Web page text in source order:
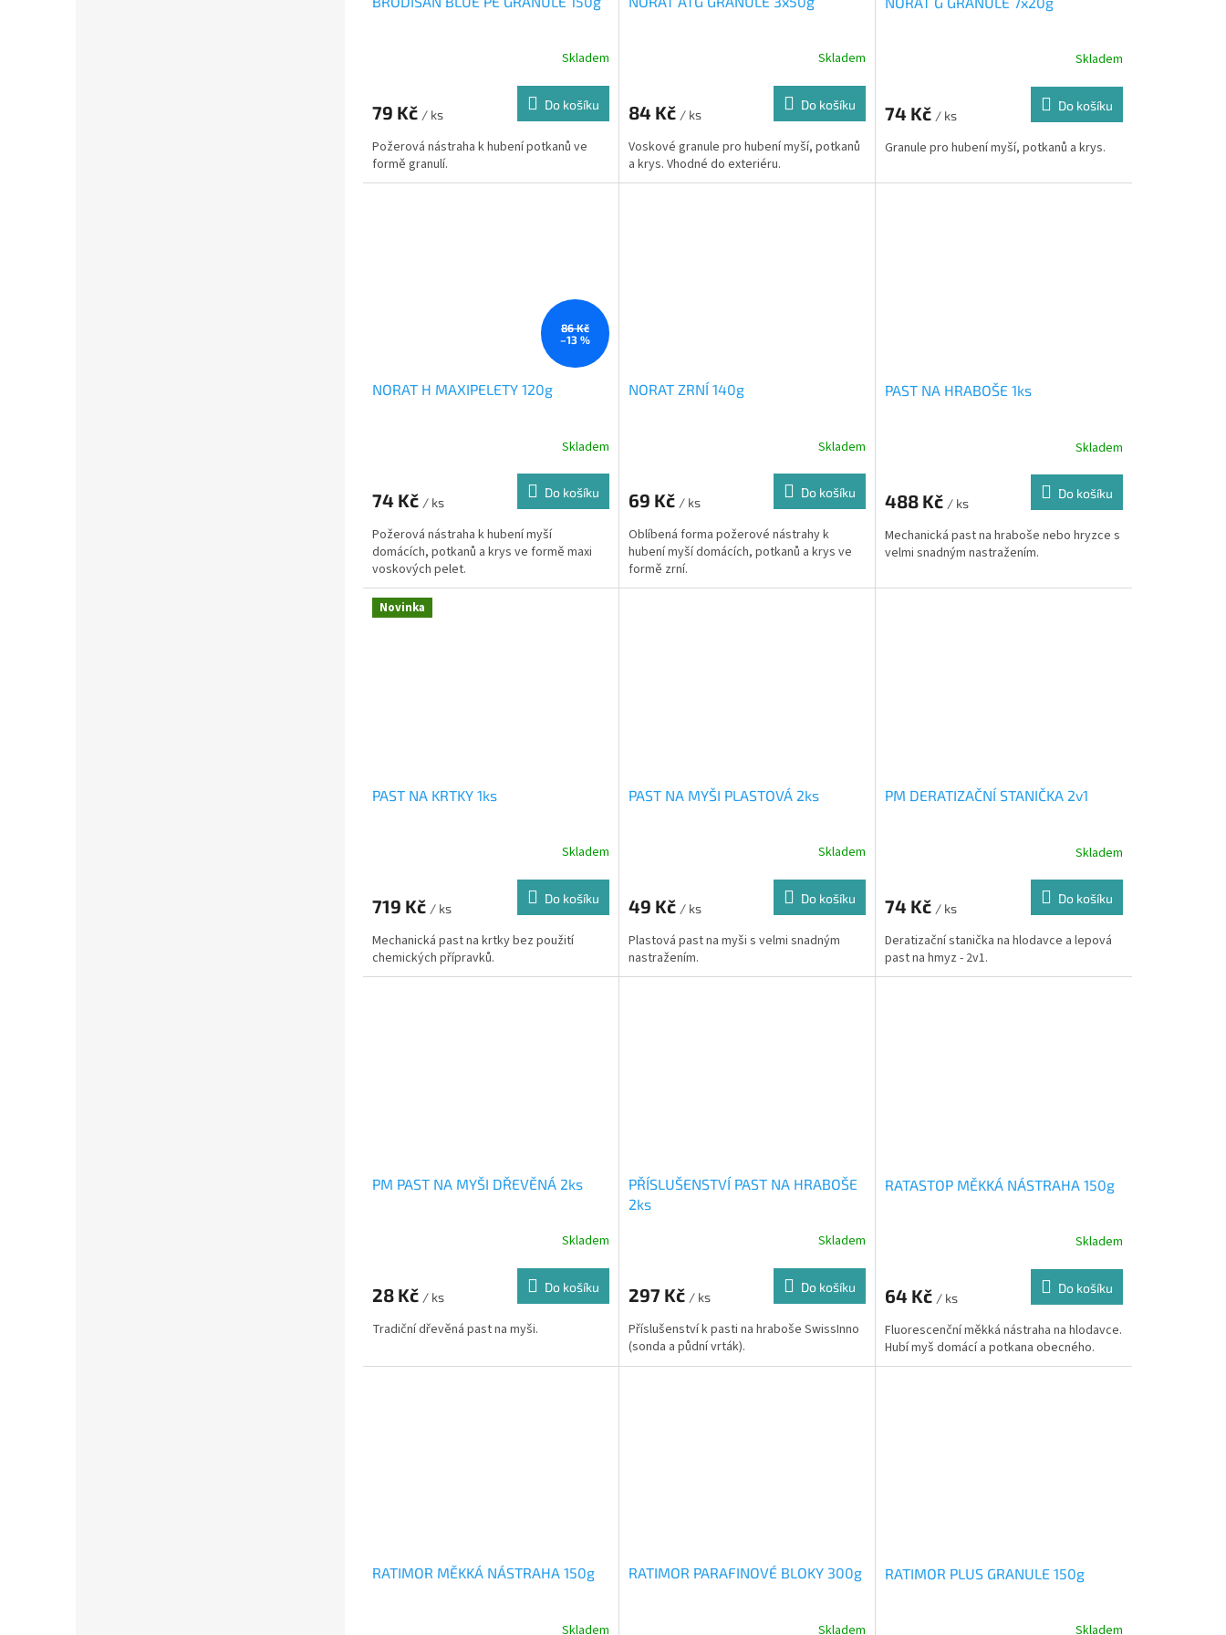
Skladem
79 Kč / ks
Do košíku
Požerová nástraha k hubení potkanů ve
formě granulí.
Skladem
84 Kč / ks
Do košíku
Voskové granule pro hubení myší, potkanů
a krys. Vhodné do exteriéru.
Skladem
74 Kč / ks
Do košíku
Granule pro hubení myší, potkanů a krys.
86 Kč
–13 %
NORAT H MAXIPELETY 120g
Skladem
74 Kč / ks
Do košíku
Požerová nástraha k hubení myší
domácích, potkanů a krys ve formě maxi
voskových pelet.
NORAT ZRNÍ 140g
Skladem
69 Kč / ks
Do košíku
Oblíbená forma požerové nástrahy k
hubení myší domácích, potkanů a krys ve
formě zrní.
PAST NA HRABOŠE 1ks
Skladem
488 Kč / ks
Do košíku
Mechanická past na hraboše nebo hryzce s
velmi snadným nastražením.
Novinka
PAST NA KRTKY 1ks
Skladem
719 Kč / ks
Do košíku
Mechanická past na krtky bez použití
chemických přípravků.
PAST NA MYŠI PLASTOVÁ 2ks
Skladem
49 Kč / ks
Do košíku
Plastová past na myši s velmi snadným
nastražením.
PM DERATIZAČNÍ STANIČKA 2v1
Skladem
74 Kč / ks
Do košíku
Deratizační stanička na hlodavce a lepová
past na hmyz - 2v1.
PM PAST NA MYŠI DŘEVĚNÁ 2ks
Skladem
28 Kč / ks
Do košíku
Tradiční dřevěná past na myši.
PŘÍSLUŠENSTVÍ PAST NA HRABOŠE
2ks
Skladem
297 Kč / ks
Do košíku
Příslušenství k pasti na hraboše SwissInno
(sonda a půdní vrták).
RATASTOP MĚKKÁ NÁSTRAHA 150g
Skladem
64 Kč / ks
Do košíku
Fluorescenční měkká nástraha na hlodavce.
Hubí myš domácí a potkana obecného.
RATIMOR MĚKKÁ NÁSTRAHA 150g
Skladem
RATIMOR PARAFINOVÉ BLOKY 300g
Skladem
RATIMOR PLUS GRANULE 150g
Skladem